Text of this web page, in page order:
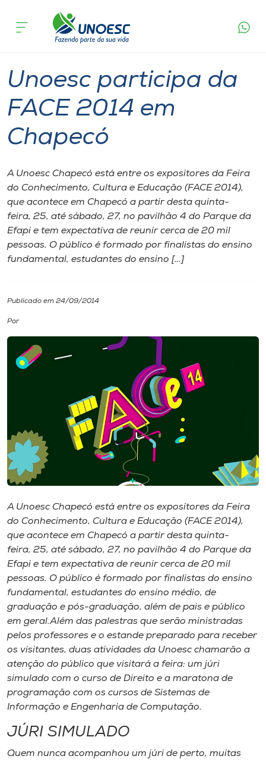
Cursos
Pesquisa
Atendimento ao Estudante
Portal de Ensino
A
Unoesc
Internacionalização
Cultura
Biblioteca
Editora
Rádio
Museu
Unoesc
Store
Selecione
A+
acontece
Unoesc participa da
FACE 2014 em
Chapecó
A Unoesc Chapecó está entre os expositores da Feira
do Conhecimento, Cultura e Educação (FACE 2014),
que acontece em Chapecó a partir desta quinta-
feira, 25, até sábado, 27, no pavilhão 4 do Parque da
Efapi e tem expectativa de reunir cerca de 20 mil
pessoas. O público é formado por finalistas do ensino
fundamental, estudantes do ensino […]
Publicado em 24/09/2014
Por
A Unoesc Chapecó está entre os expositores da Feira
do Conhecimento, Cultura e Educação (FACE 2014),
que acontece em Chapecó a partir desta quinta-
feira, 25, até sábado, 27, no pavilhão 4 do Parque da
Efapi e tem expectativa de reunir cerca de 20 mil
pessoas. O público é formado por finalistas do ensino
fundamental, estudantes do ensino médio, de
graduação e pós-graduação, além de pais e público
em geral.Além das palestras que serão ministradas
pelos professores e o estande preparado para receber
os visitantes, duas atividades da Unoesc chamarão a
atenção do público que visitará a feira: um júri
simulado com o curso de Direito e a maratona de
programação com os cursos de Sistemas de
Informação e Engenharia de Computação.
JÚRI SIMULADO
Quem nunca acompanhou um júri de perto, muitas